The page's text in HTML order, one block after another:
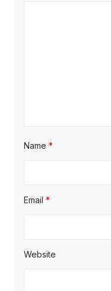
Name *
Email *
Website